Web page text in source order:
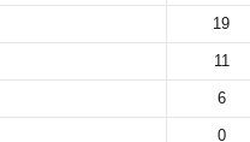
19
11
6
0